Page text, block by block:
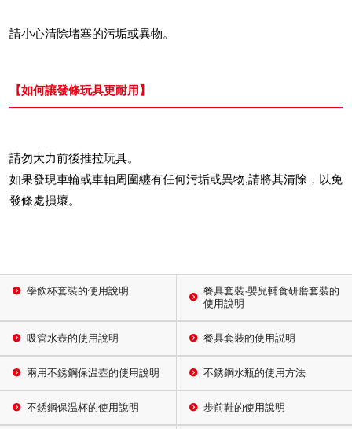
請小心清除堵塞的污垢或異物。
【如何讓發條玩具更耐用】
請勿大力前後推拉玩具。
如果發現車輪或車軸周圍纏有任何污垢或異物,請將其清除，以免
發條處損壞。
學飲杯套裝的使用說明
餐具套裝·嬰兒輔食研磨套裝的
使用說明
吸管水壺的使用說明 餐具套裝的使用説明
兩用不銹鋼保温壺的使用說明 不銹鋼水瓶的使用方法
不銹鋼保温杯的使用說明 步前鞋的使用說明